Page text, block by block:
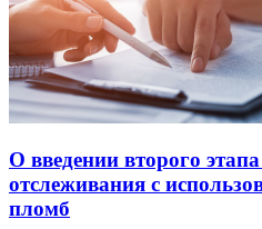
О введении второго
отслеживания с
пломб